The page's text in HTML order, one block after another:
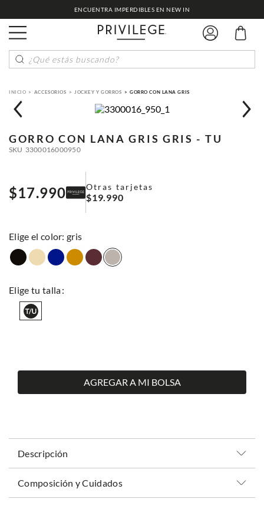
ENCUENTRA IMPERDIBLES EN NEW IN
¿Qué estás buscando?
ACCESORIOS JOCKEY Y GORROS GORRO CON LANA GRIS
GORRO CON LANA GRIS GRIS - TU
SKU 3300016000950
$17.990 Otras tarjetas
$19.990
: gris
AGREGAR A MI BOLSA
Descripción
Composición y Cuidados